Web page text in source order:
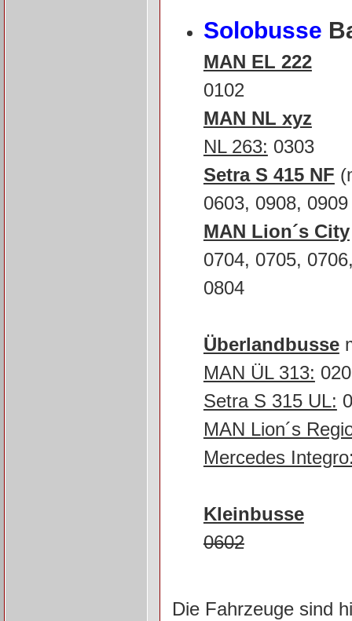
Solobusse
MAN EL 222
0102
MAN NL xyz
NL 263: 0303
Setra S 415 NF
0603, 0908, 0909
MAN Lion´s City
0704, 0705,
0804
Überlandbusse
MAN ÜL 313:
Setra S 315 UL:
MAN Lion´s
Mercedes
Kleinbusse
0602
Die Fahrzeuge sind